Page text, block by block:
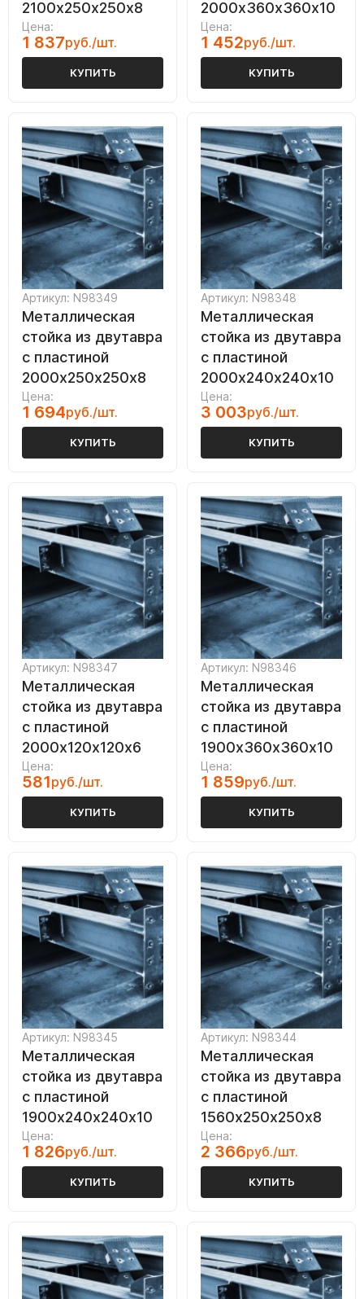
2100х250х250х8
Цена:
1 837руб./шт.
КУПИТЬ
2000х360х360х10
Цена:
1 452руб./шт.
КУПИТЬ
Артикул: N98349
Металлическая
стойка из двутавра
с пластиной
2000х250х250х8
Цена:
1 694руб./шт.
КУПИТЬ
Артикул: N98348
Металлическая
стойка из двутавра
с пластиной
2000х240х240х10
Цена:
3 003руб./шт.
КУПИТЬ
Артикул: N98347
Металлическая
стойка из двутавра
с пластиной
2000х120х120х6
Цена:
581руб./шт.
КУПИТЬ
Артикул: N98346
Металлическая
стойка из двутавра
с пластиной
1900х360х360х10
Цена:
1 859руб./шт.
КУПИТЬ
Артикул: N98345
Металлическая
стойка из двутавра
с пластиной
1900х240х240х10
Цена:
1 826руб./шт.
КУПИТЬ
Артикул: N98344
Металлическая
стойка из двутавра
с пластиной
1560х250х250х8
Цена:
2 366руб./шт.
КУПИТЬ